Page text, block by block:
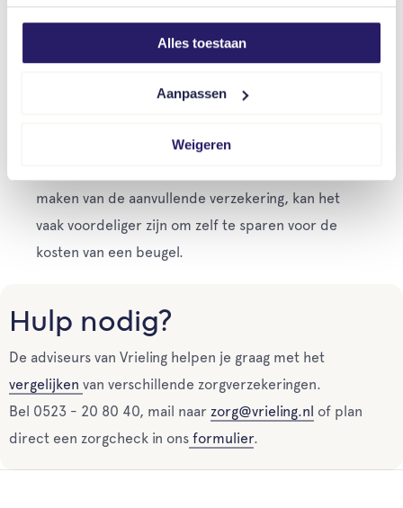
Alles toestaan
Aanpassen
Weigeren
vergoeding vanuit de aanvullende verzekering. Het
is raadzaam om zorgvuldig te overwegen hoeveel je
betaalt voor deze verzekering. En wat de kosten
van een beugel zijn. Vaak geldt er ook een
verzekerd moet zijn voordat de kosten worden
maken van de aanvullende verzekering, kan het
vaak voordeliger zijn om zelf te sparen voor de
kosten van een beugel.
Hulp nodig?
De adviseurs van Vrieling helpen je graag met het
vergelijken van verschillende zorgverzekeringen.
Bel 0523 - 20 80 40, mail naar zorg@vrieling.nl of plan
direct een zorgcheck in ons formulier.